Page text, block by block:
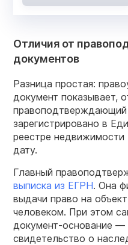
Отличия от
документов
Разница простая:
документ показывает,
зарегистрировано в
реестре
дату.
Главный
выписка из ЕГРН. Она
выдачи право на
человеком. При этом
документ-основание
свидетельство о